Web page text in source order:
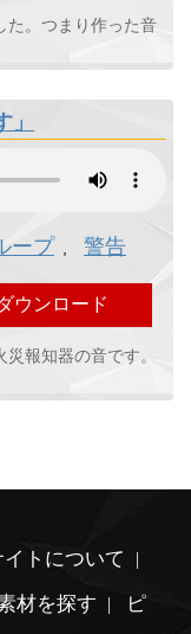
た。つまり作った音
ープ 警告
ウンロード
報知器の音です。
イトについて
材を探す ピ